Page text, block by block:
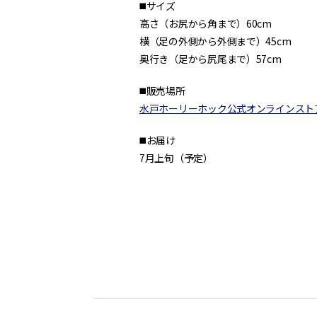
◼️サイズ
高さ（お尻から角まで）60cm
横（足の外側から外側まで）45cm
奥行き（足から尻尾まで）57cm
◼️販売場所
水戸ホーリーホック公式オンラインスト
◼️お届け
7月上旬（予定）